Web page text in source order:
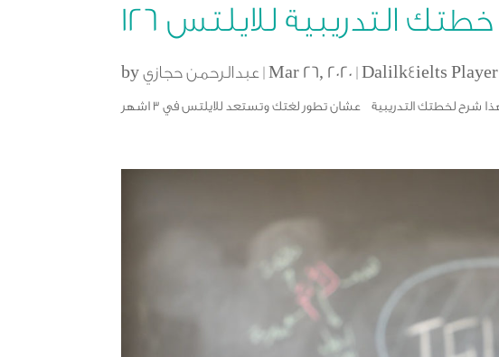
خطتك التدريبية للايلتس ١٢٦
byعبدالرحمن حجازي|Mar 26, 2020 |Dalilk4ielts Player